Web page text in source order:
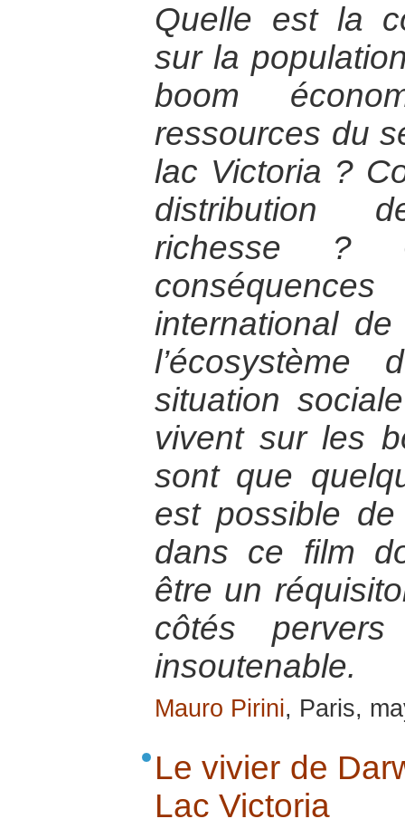
Quelle est la
sur la
boom
ressources du
lac Victoria ?
distribution
richesse ?
international
situation
vivent sur les
sont que
est possible
dans ce film
être un
côtés pervers
insoutenable.
Mauro Pirini, Paris,
Le vivier de
Lac Victoria